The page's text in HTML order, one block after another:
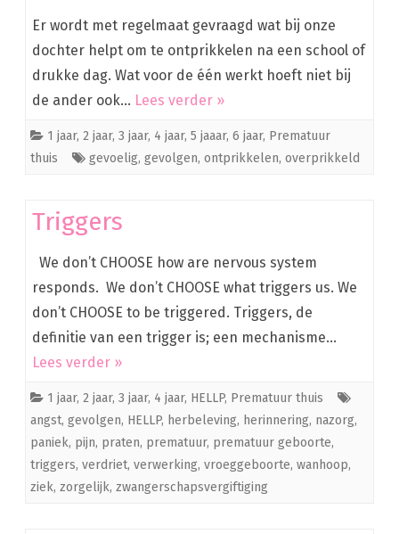
Er wordt met regelmaat gevraagd wat bij onze
dochter helpt om te ontprikkelen na een school of
drukke dag. Wat voor de één werkt hoeft niet bij
de ander ook… Lees verder »
1 jaar, 2 jaar, 3 jaar, 4 jaar, 5 jaaar, 6 jaar, Prematuur
thuis
gevoelig, gevolgen, ontprikkelen, overprikkeld
Triggers
We don’t CHOOSE how are nervous system
responds. We don’t CHOOSE what triggers us. We
don’t CHOOSE to be triggered. Triggers, de
definitie van een trigger is; een mechanisme…
Lees verder »
1 jaar, 2 jaar, 3 jaar, 4 jaar, HELLP, Prematuur thuis
angst, gevolgen, HELLP, herbeleving, herinnering, nazorg,
paniek, pijn, praten, prematuur, prematuur geboorte,
triggers, verdriet, verwerking, vroeggeboorte, wanhoop,
ziek, zorgelijk, zwangerschapsvergiftiging